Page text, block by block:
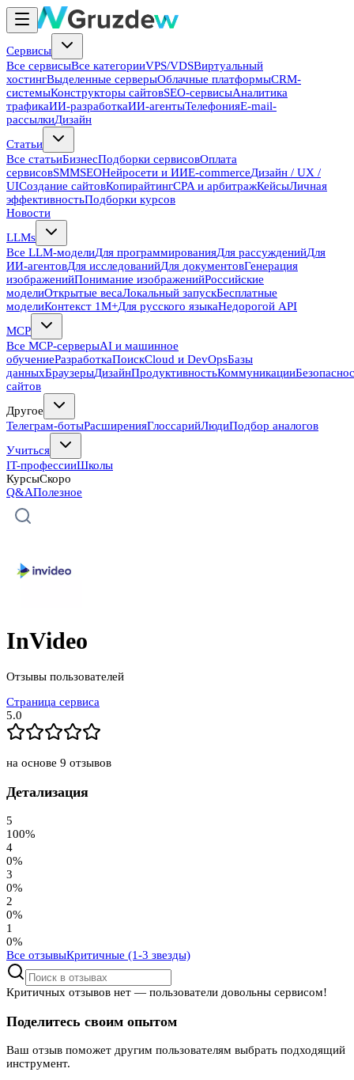
Сервисы
Все сервисыВсе категорииVPS/VDSВиртуальный
хостингВыделенные серверыОблачные платформыCRM-
системыКонструкторы сайтовSEO-сервисыАналитика
трафикаИИ-разработкаИИ-агентыТелефонияE-mail-
рассылкиДизайн
Статьи
Все статьиБизнесПодборки сервисовОплата
сервисовSMMSEOНейросети и ИИE-commerceДизайн / UX /
UIСоздание сайтовКопирайтингCPA и арбитражКейсыЛичная
эффективностьПодборки курсов
Новости
LLMs
Все LLM-моделиДля программированияДля рассужденийДля
ИИ-агентовДля исследованийДля документовГенерация
изображенийПонимание изображенийРоссийские
моделиОткрытые весаЛокальный запускБесплатные
моделиКонтекст 1M+Для русского языкаНедорогой API
MCP
Все MCP-серверыAI и машинное
обучениеРазработкаПоискCloud и DevOpsБазы
данныхБраузерыДизайнПродуктивностьКоммуникации
сайтов
Другое
Телеграм-ботыРасширенияГлоссарийЛюдиПодбор аналогов
Учиться
IT-профессииШколы
КурсыСкоро
Q&AПолезное
InVideo
Отзывы пользователей
Страница сервиса
5.0
на основе 9 отзывов
Детализация
5
100%
4
0%
3
0%
2
0%
1
0%
Все отзывыКритичные (1-3 звезды)
Критичных отзывов нет — пользователи довольны сервисом!
Поделитесь своим опытом
Ваш отзыв поможет другим пользователям выбрать подходящий
инструмент.